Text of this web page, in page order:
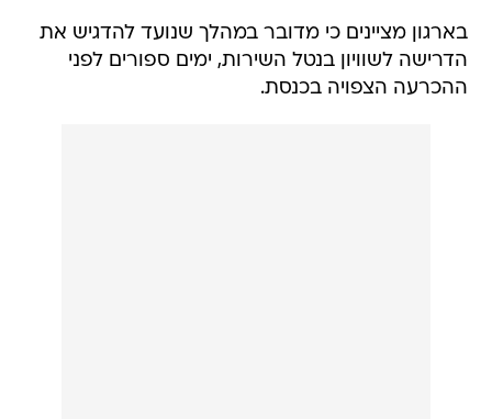
בארגון מציינים כי מדובר במהלך שנועד להדגיש את
הדרישה לשוויון בנטל השירות, ימים ספורים לפני
ההכרעה הצפויה בכנסת.